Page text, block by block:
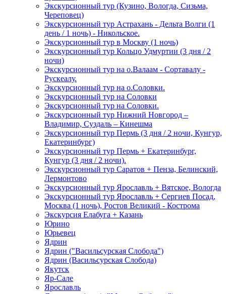
Экскурсионный тур (Кузино, Вологда, Сизьма,
Череповец)
Экскурсионный тур Астрахань - Дельта Волги (1
день / 1 ночь) - Никольское.
Экскурсионный тур в Москву (1 ночь)
Экскурсионный тур Кольцо Удмуртии (3 дня / 2
ночи)
Экскурсионный тур на о.Валаам - Сортавалу -
Рускеалу.
Экскурсионный тур на о.Соловки.
Экскурсионный тур на Соловки
Экскурсионный тур на Соловки.
Экскурсионный тур Нижний Новгород –
Владимир, Суздаль – Кинешма
Экскурсионный тур Пермь (3 дня / 2 ночи, Кунгур,
Екатеринбург)
Экскурсионный тур Пермь + Екатеринбург,
Кунгур (3 дня / 2 ночи).
Экскурсионный тур Саратов + Пенза, Белинский,
Лермонтово
Экскурсионный тур Ярославль + Вятское, Вологда
Экскурсионный тур Ярославль + Сергиев Посад,
Москва (1 ночь), Ростов Великий - Кострома
Экскурсия Елабуга + Казань
Юрино
Юрьевец
Ядрин
Ядрин ("Васильсурская Слобода")
Ядрин (Васильсурская Слобода)
Якутск
Яр-Сале
Ярославль